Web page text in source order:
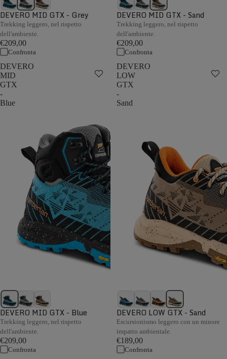
DEVERO MID GTX - Grey
Trekking leggero, nel rispetto
dell'ambiente.
€209,00
Confronta
DEVERO MID GTX - Sand
Trekking leggero, nel rispetto
dell'ambiente.
€209,00
Confronta
DEVERO
MID
GTX
-
Blue
DEVERO MID GTX - Blue
Trekking leggero, nel rispetto
dell'ambiente.
€209,00
Confronta
DEVERO
LOW
GTX
-
Sand
DEVERO LOW GTX - Sand
Escursionismo leggero con un minore
impatto ambientale.
€189,00
Confronta